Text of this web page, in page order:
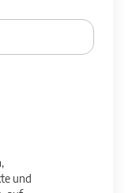
und